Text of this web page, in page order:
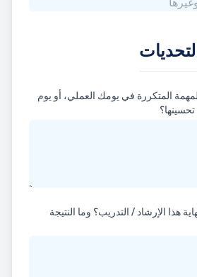
المتكررة في يومك العملي، أو يوم
هذا الإرشاد / التدريب؟ وما النتيجة